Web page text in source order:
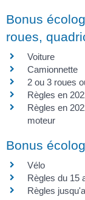
Bonus
roues,
Voiture
Camionnette
2 ou 3 roues
Règles en
Règles en
moteur
Bonus
Vélo
Règles du 15
Règles